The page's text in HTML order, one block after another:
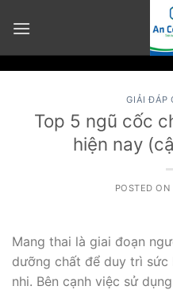
GIẢI ĐÁP
Top 5 ngũ cốc
hiện nay
POSTED ON
Mang thai là giai đoạn
dưỡng chất để duy trì sức
nhi. Bên cạnh việc sử